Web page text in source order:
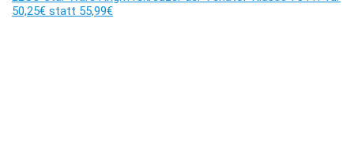
50,25€ statt 55,99€